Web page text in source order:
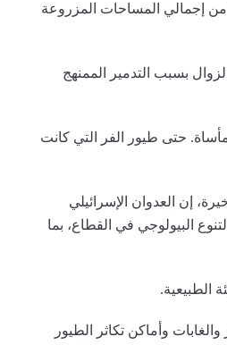
النباتية، والأشجار المثمرة، مثل الزيتون الذي يشكل حوالي 68% من إجمالي المساحات المزروعة
بسبب التدمير الممنهج
حتى طيور الفر التي كانت
إن العدوان الإسرائيلي
البيولوجي في القطاع، بما
الطبيعية.
وأماكن تكاثر الطيور